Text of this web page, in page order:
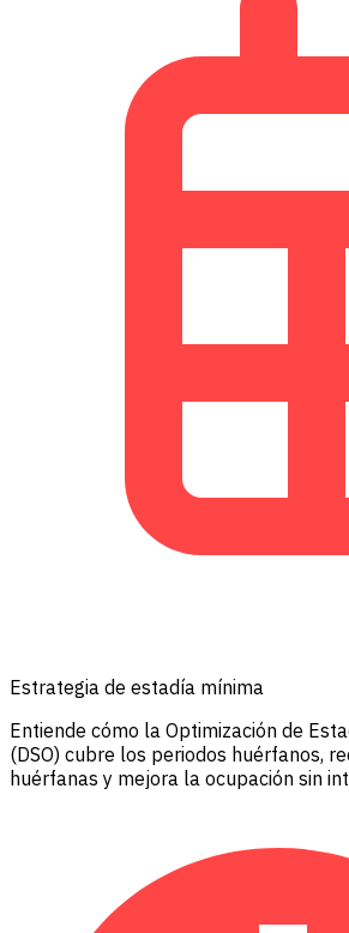
Estrategia de estadía mínima
Entiende cómo la Optimización de
(DSO) cubre los periodos huérfanos,
huérfanas y mejora la ocupación sin